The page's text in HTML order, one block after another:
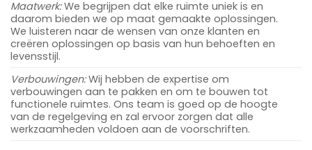
Maatwerk:We begrijpen dat elke ruimte uniek is en
daarom bieden we op maat gemaakte oplossingen.
We luisteren naar de wensen van onze klanten en
creëren oplossingen op basis van hun behoeften en
levensstijl.
Verbouwingen:Wij hebben de expertise om
verbouwingen aan te pakken en om te bouwen tot
functionele ruimtes. Ons team is goed op de hoogte
van de regelgeving en zal ervoor zorgen dat alle
werkzaamheden voldoen aan de voorschriften.